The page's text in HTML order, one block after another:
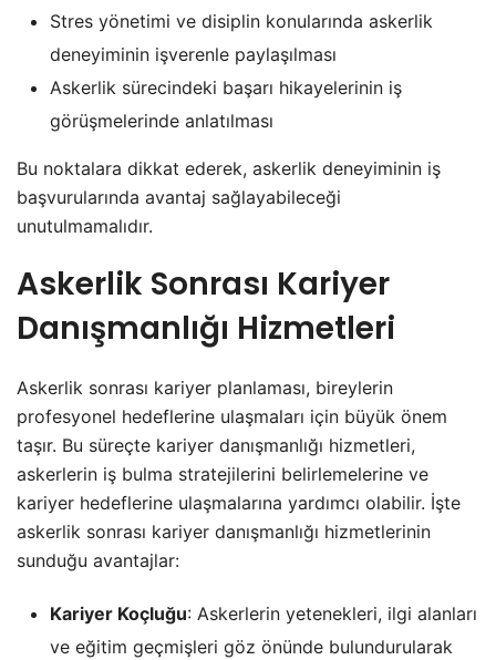
Stres yönetimi ve disiplin konularında askerlik
deneyiminin işverenle paylaşılması
Askerlik sürecindeki başarı hikayelerinin iş
görüşmelerinde anlatılması
Bu noktalara dikkat ederek, askerlik deneyiminin iş
başvurularında avantaj sağlayabileceği
unutulmamalıdır.
Askerlik Sonrası Kariyer
Danışmanlığı Hizmetleri
Askerlik sonrası kariyer planlaması, bireylerin
profesyonel hedeflerine ulaşmaları için büyük önem
taşır. Bu süreçte kariyer danışmanlığı hizmetleri,
askerlerin iş bulma stratejilerini belirlemelerine ve
kariyer hedeflerine ulaşmalarına yardımcı olabilir. İşte
askerlik sonrası kariyer danışmanlığı hizmetlerinin
sunduğu avantajlar:
Kariyer Koçluğu: Askerlerin yetenekleri, ilgi alanları
ve eğitim geçmişleri göz önünde bulundurularak